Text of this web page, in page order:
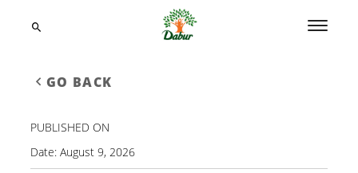
GO BACK
PUBLISHED ON
Date:August 9, 2026